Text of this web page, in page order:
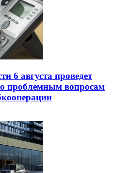
6 августа проведет
проблемным вопросам